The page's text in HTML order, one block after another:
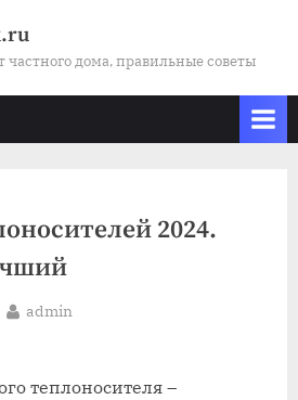
частного дома, правильные советы
2024.
By
admin
теплоносителя –